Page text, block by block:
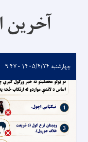
آخرین
چهارشنبه ۱۴۰۵/۴/۲۴ - ۹:۴۷